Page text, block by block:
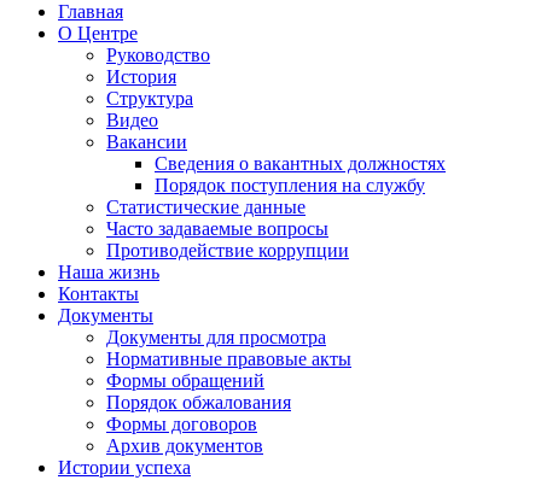
Главная
О Центре
Руководство
История
Структура
Видео
Вакансии
Сведения о вакантных должностях
Порядок поступления на службу
Статистические данные
Часто задаваемые вопросы
Противодействие коррупции
Наша жизнь
Контакты
Документы
Документы для просмотра
Нормативные правовые акты
Формы обращений
Порядок обжалования
Формы договоров
Архив документов
Истории успеха